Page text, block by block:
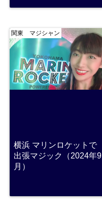
関東 マジシャン
横浜 マリンロケットで
出張マジック（2024年9
月）